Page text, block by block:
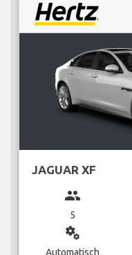
JAGUAR XF
group
5
miscellaneous_services
Automatisch